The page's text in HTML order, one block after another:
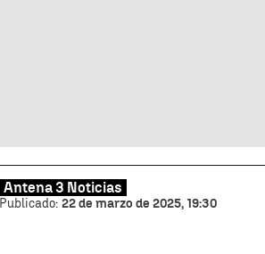
Antena 3 Noticias
Publicado: 22 de marzo de 2025, 19:30